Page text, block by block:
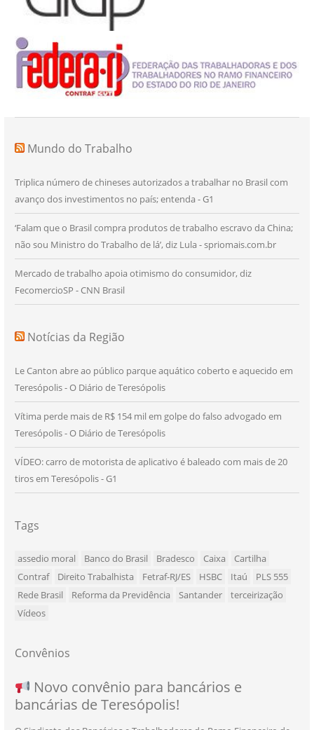
Mundo do Trabalho
Triplica número de chineses autorizados a trabalhar no Brasil com
avanço dos investimentos no país; entenda - G1
‘Falam que o Brasil compra produtos de trabalho escravo da China;
não sou Ministro do Trabalho de lá’, diz Lula - spriomais.com.br
Mercado de trabalho apoia otimismo do consumidor, diz
FecomercioSP - CNN Brasil
Notícias da Região
Le Canton abre ao público parque aquático coberto e aquecido em
Teresópolis - O Diário de Teresópolis
Vítima perde mais de R$ 154 mil em golpe do falso advogado em
Teresópolis - O Diário de Teresópolis
VÍDEO: carro de motorista de aplicativo é baleado com mais de 20
tiros em Teresópolis - G1
Tags
assedio moral Banco do Brasil Bradesco Caixa
Cartilha
Contraf
Direito Trabalhista Fetraf-RJ/ES HSBC Itaú
PLS 555
Rede Brasil
Reforma da Previdência Santander
terceirização
Vídeos
Convênios
SEU NOVO BENEFÍCIO CHEGOU
Novo convênio para bancários e
bancárias de Teresópolis!
NOVO CONVÊNIO PARA VOCÊ, BANCÁRIO
E BANCÁRIA!
Convênio com a Rede de Ensino Técnico e
Centro de Qualificação Técnica